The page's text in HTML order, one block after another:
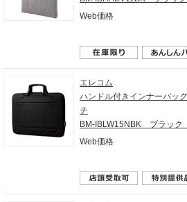
Web価格
エレコム
ハンドル付きインナーバッ
チ
BM-IBLW15NBK ブラッ
Web価格